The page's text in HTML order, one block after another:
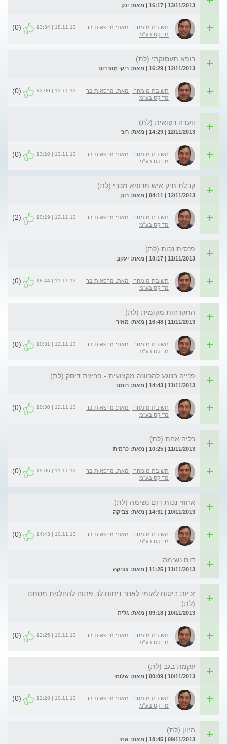
13/11/2013 | 16:17 | מאת: ינק
תשובת מומחה | מאת: מרפאות בר
מדיקס בע"מ
18.11.13 | 13:34
(0)
רופא תעסוקתי (לת)
12/11/2013 | 16:29 | מאת: ריקי מהדרום
תשובת מומחה | מאת: מרפאות בר
מדיקס בע"מ
13.11.13 | 13:09
(0)
וועדה רפואית (לת)
12/11/2013 | 14:29 | מאת: רוני
תשובת מומחה | מאת: מרפאות בר
מדיקס בע"מ
13.11.13 | 13:10
(0)
קבלת תיק איש מרופא מכבי (לת)
12/11/2013 | 04:11 | מאת: רונן
תשובת מומחה | מאת: מרפאות בר
מדיקס בע"מ
12.11.13 | 10:19
(2)
פנסית נכות (לת)
11/11/2013 | 18:17 | מאת: יעקב
תשובת מומחה | מאת: מרפאות בר
מדיקס בע"מ
11.11.13 | 18:44
(0)
התקרחות מקומית (לת)
11/11/2013 | 16:48 | מאת: מאיר
תשובת מומחה | מאת: מרפאות בר
מדיקס בע"מ
12.11.13 | 10:31
(0)
פנייה בנוגע להכוונה מקצועית - פריצת דיסק (לת)
11/11/2013 | 14:43 | מאת: רותם
תשובת מומחה | מאת: מרפאות בר
מדיקס בע"מ
12.11.13 | 10:30
(0)
כליה אחת (לת)
11/11/2013 | 10:25 | מאת: כרמית
תשובת מומחה | מאת: מרפאות בר
מדיקס בע"מ
11.11.13 | 19:06
(0)
אחוזי נכות דום נשימה (לת)
10/11/2013 | 14:31 | מאת: צביקה
תשובת מומחה | מאת: מרפאות בר
מדיקס בע"מ
10.11.13 | 14:43
(0)
דום נשימה
11/11/2013 | 11:25 | מאת: צביקה
זכיות ביטוח לאומי לאחר ניתוח לב פתוח להחלפת מסתם
(לת)
10/11/2013 | 09:18 | מאת: גלית
תשובת מומחה | מאת: מרפאות בר
מדיקס בע"מ
10.11.13 | 12:25
(0)
עקמת בגב (לת)
10/11/2013 | 00:09 | מאת: שלומי
תשובת מומחה | מאת: מרפאות בר
מדיקס בע"מ
10.11.13 | 12:28
(0)
היוון (לת)
09/11/2013 | 18:45 | מאת: אתי